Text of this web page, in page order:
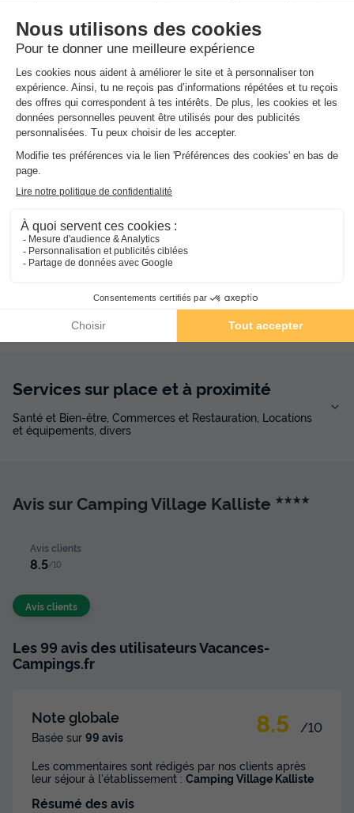
Dansl'établissement
Piscine extérieure non chauffée
Vous apprécierez la piscine et ses quatre bassins avec vue sur
les montagnes Corse. Horaires de l'espace aquatique : Basse
saison 10h – 18h et haute saison 9h30 – 20h
Ouvert du 4 avril au 5 octobre
Sans pataugeoire
0 toboggan
Baignade non surveillée
Activités et animations proposées
Espace aquatique, Animations, Sports et Loisirs
Services sur place et à proximité
Santé et Bien-être, Commerces et Restauration, Locations
et équipements, divers
Avis sur Camping Village Kalliste ★★★★
Avis clients
8.5/10
Avis clients
Les 99 avis des utilisateurs Vacances-
Campings.fr
Note globale
Basée sur 99 avis 8.5 /10
Les commentaires sont rédigés par nos clients après
leur séjour à l'établissement : Camping Village Kalliste
Résumé des avis